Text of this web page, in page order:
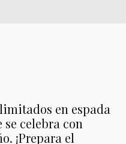
en espada
celebra con
¡Prepara el